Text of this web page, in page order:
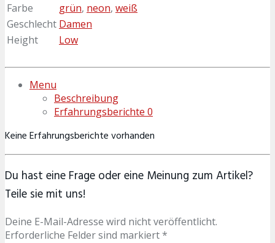
Farbe
grün, neon, weiß
Geschlecht Damen
Height
Low
Menu
Beschreibung
Erfahrungsberichte 0
Keine Erfahrungsberichte vorhanden
Du hast eine Frage oder eine Meinung zum Artikel?
Teile sie mit uns!
Deine E-Mail-Adresse wird nicht veröffentlicht.
Erforderliche Felder sind markiert *